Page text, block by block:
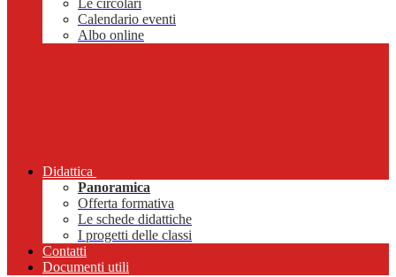
Le circolari
Calendario eventi
Albo online
Didattica
Panoramica
Offerta formativa
Le schede didattiche
I progetti delle classi
Contatti
Documenti utili